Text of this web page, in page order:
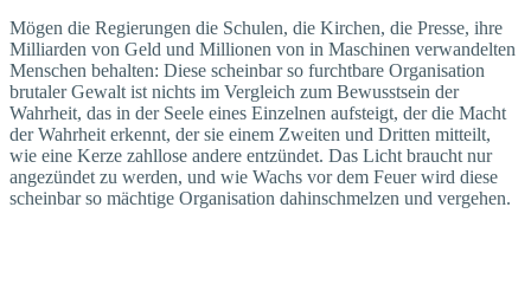
Mögen die Regierungen die Schulen, die Kirchen, die Presse, ihre
Milliarden von Geld und Millionen von in Maschinen verwandelten
Menschen behalten: Diese scheinbar so furchtbare Organisation
brutaler Gewalt ist nichts im Vergleich zum Bewusstsein der
Wahrheit, das in der Seele eines Einzelnen aufsteigt, der die Macht
der Wahrheit erkennt, der sie einem Zweiten und Dritten mitteilt,
wie eine Kerze zahllose andere entzündet. Das Licht braucht nur
angezündet zu werden, und wie Wachs vor dem Feuer wird diese
scheinbar so mächtige Organisation dahinschmelzen und vergehen.